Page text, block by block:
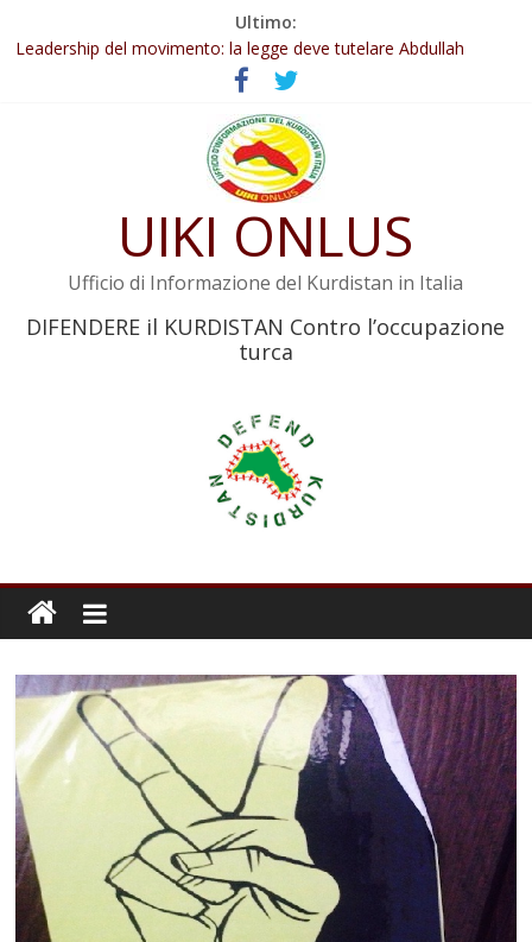
Ultimo:
Abdullah Öcalan: Le legge negativa deve essere trasformata in
legge positiva
Leadership del movimento: la legge deve tutelare Abdullah
Commissione donne del KNK: Şengal è di nuovo sotto minaccia
Non tenere conto della situazione di Rêber Apo ostacolerebbe
Il KNK chiede un’azione internazionale contro i crimini di guerra
UIKI ONLUS
Ufficio di Informazione del Kurdistan in Italia
DIFENDERE il KURDISTAN Contro l’occupazione
turca